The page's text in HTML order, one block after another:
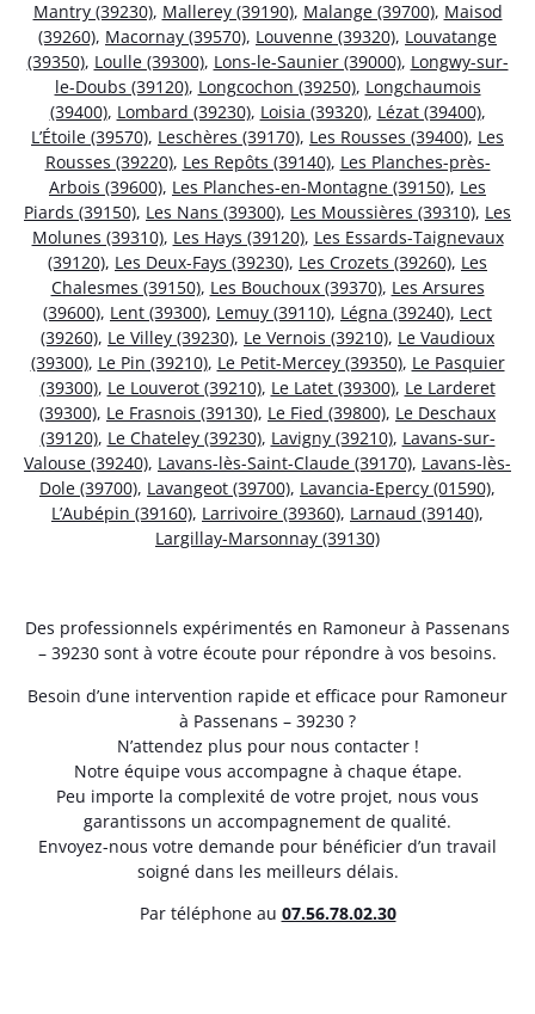
Mantry (39230), Mallerey (39190), Malange (39700), Maisod
(39260), Macornay (39570), Louvenne (39320), Louvatange
(39350), Loulle (39300), Lons-le-Saunier (39000), Longwy-sur-
le-Doubs (39120), Longcochon (39250), Longchaumois
(39400), Lombard (39230), Loisia (39320), Lézat (39400),
L’Étoile (39570), Leschères (39170), Les Rousses (39400), Les
Rousses (39220), Les Repôts (39140), Les Planches-près-
Arbois (39600), Les Planches-en-Montagne (39150), Les
Piards (39150), Les Nans (39300), Les Moussières (39310), Les
Molunes (39310), Les Hays (39120), Les Essards-Taignevaux
(39120), Les Deux-Fays (39230), Les Crozets (39260), Les
Chalesmes (39150), Les Bouchoux (39370), Les Arsures
(39600), Lent (39300), Lemuy (39110), Légna (39240), Lect
(39260), Le Villey (39230), Le Vernois (39210), Le Vaudioux
(39300), Le Pin (39210), Le Petit-Mercey (39350), Le Pasquier
(39300), Le Louverot (39210), Le Latet (39300), Le Larderet
(39300), Le Frasnois (39130), Le Fied (39800), Le Deschaux
(39120), Le Chateley (39230), Lavigny (39210), Lavans-sur-
Valouse (39240), Lavans-lès-Saint-Claude (39170), Lavans-lès-
Dole (39700), Lavangeot (39700), Lavancia-Epercy (01590),
L’Aubépin (39160), Larrivoire (39360), Larnaud (39140),
Largillay-Marsonnay (39130)
Des professionnels expérimentés en Ramoneur à Passenans
– 39230 sont à votre écoute pour répondre à vos besoins.
Besoin d’une intervention rapide et efficace pour Ramoneur
à Passenans – 39230 ?
N’attendez plus pour nous contacter !
Notre équipe vous accompagne à chaque étape.
Peu importe la complexité de votre projet, nous vous
garantissons un accompagnement de qualité.
Envoyez-nous votre demande pour bénéficier d’un travail
soigné dans les meilleurs délais.
Par téléphone au 07.56.78.02.30